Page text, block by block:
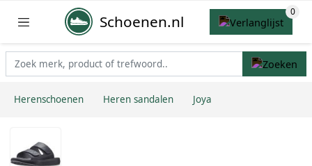
Schoenen.nl
Herenschoenen Heren sandalen Joya